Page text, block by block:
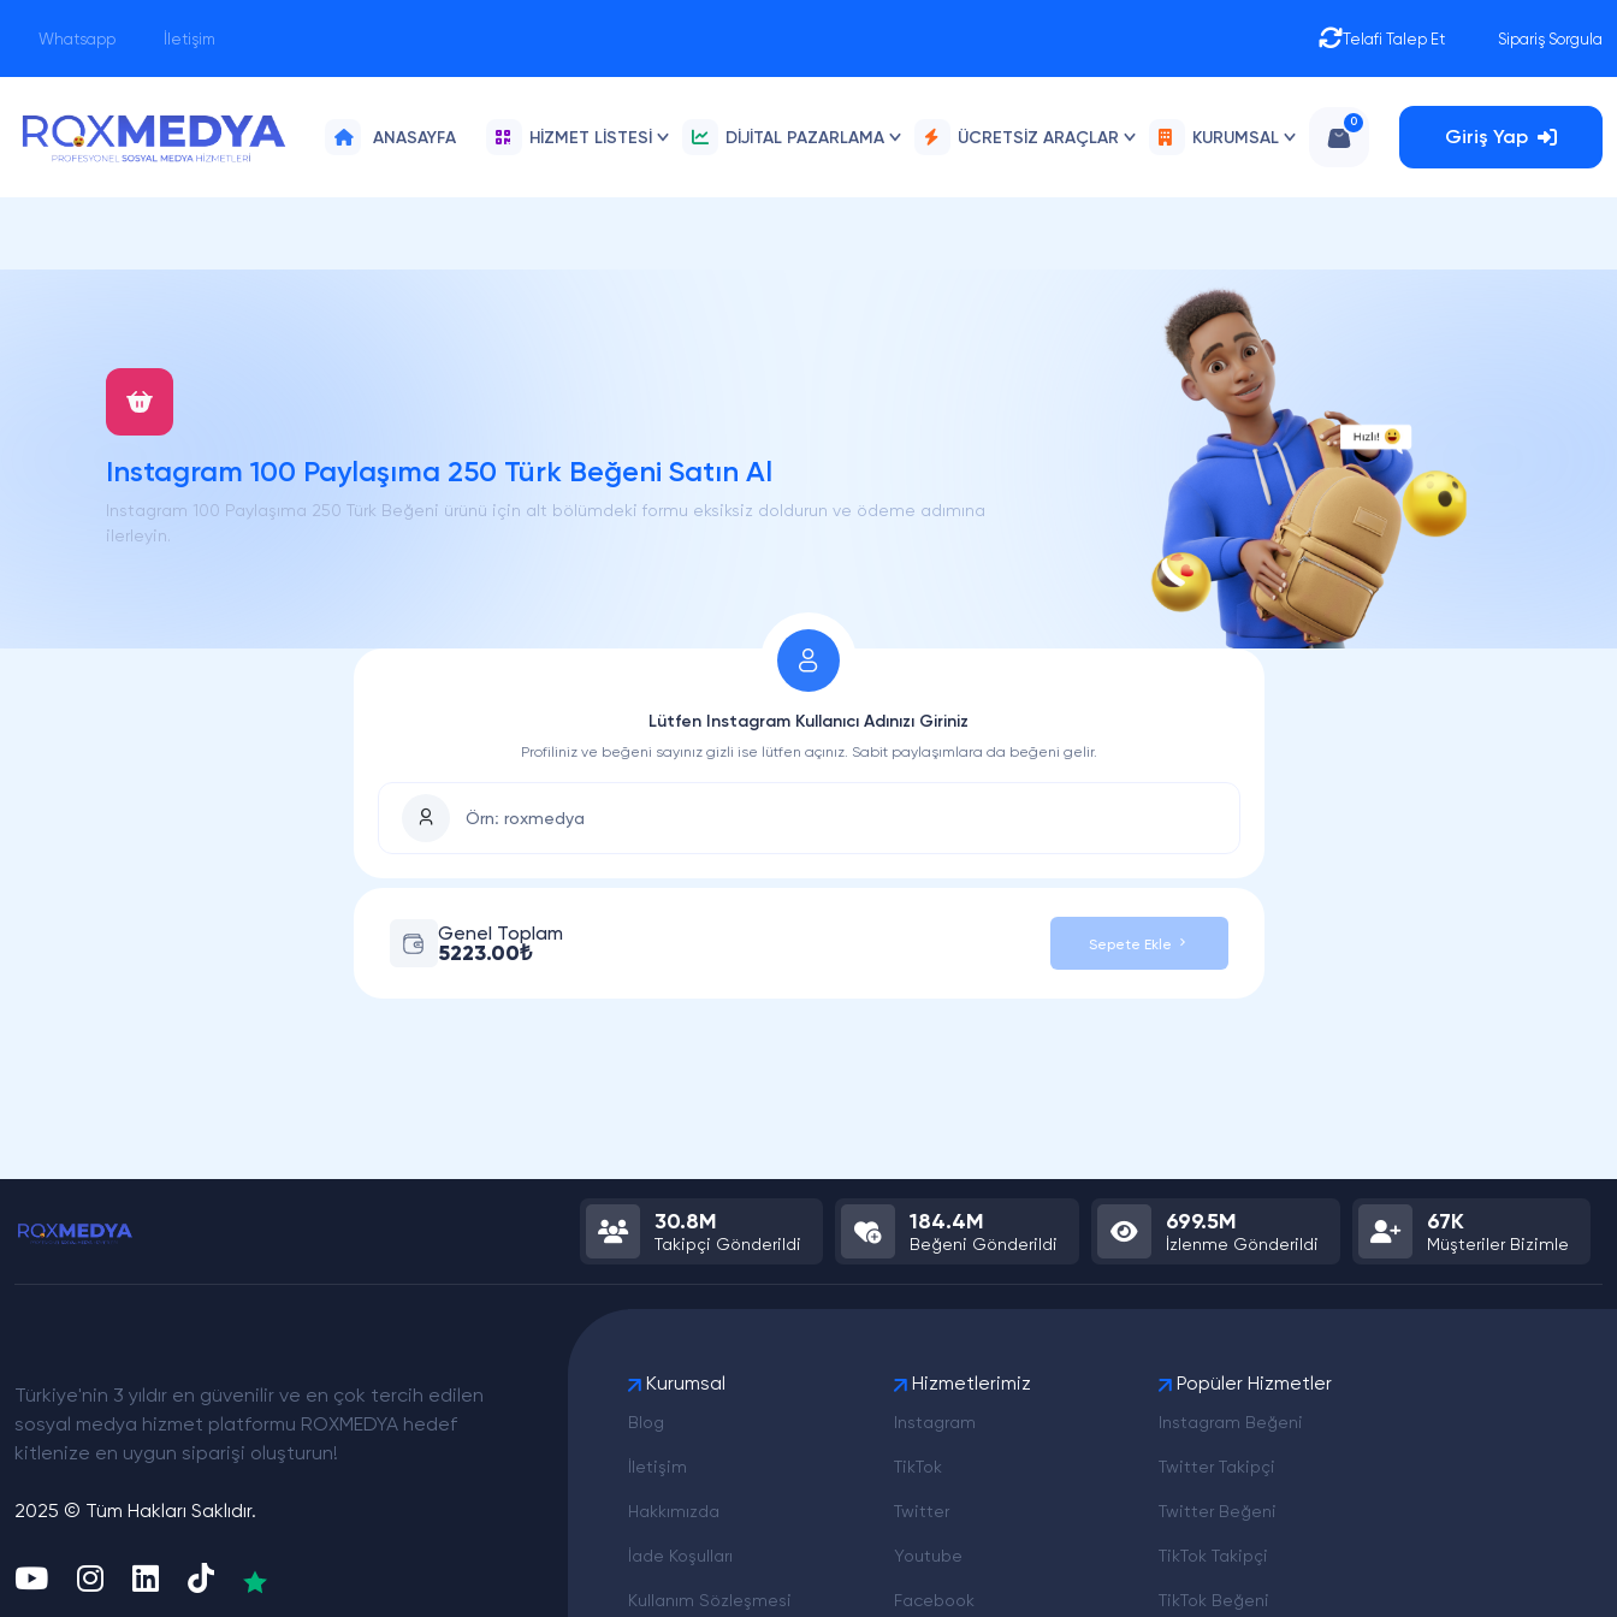
Whatsapp İletişim Telafi Talep Et Sipariş Sorgula
ANASAYFA HIZMET LISTESI DIJITAL PAZARLAMA ÜCRETSIZ ARAÇLAR KURUMSAL
0
Giriş Yap
Instagram 100 Paylaşıma 250 Türk Beğeni Satın Al
Instagram 100 Paylaşıma 250 Türk Beğeni ürünü için alt bölümdeki formu eksiksiz doldurun ve ödeme adımına
ilerleyin.
Lütfen Instagram Kullanıcı Adınızı Giriniz
Profiliniz ve beğeni sayınız gizli ise lütfen açınız. Sabit paylaşımlara da beğeni gelir.
Genel Toplam
5223.00₺ Sepete Ekle
30.8M
Takipçi Gönderildi
184.4M
Beğeni Gönderildi
699.5M
İzlenme Gönderildi
67K
Müşteriler Bizimle
Türkiye'nin 3 yıldır en güvenilir ve en çok tercih edilen
sosyal medya hizmet platformu ROXMEDYA hedef
kitlenize en uygun siparişi oluşturun!
2025 © Tüm Hakları Saklıdır.
Kurumsal
Blog
İletişim
Hakkımızda
İade Koşulları
Kullanım Sözleşmesi
Hizmetlerimiz
Instagram
TikTok
Twitter
Youtube
Facebook
Popüler Hizmetler
Instagram Beğeni
Twitter Takipçi
Twitter Beğeni
TikTok Takipçi
TikTok Beğeni